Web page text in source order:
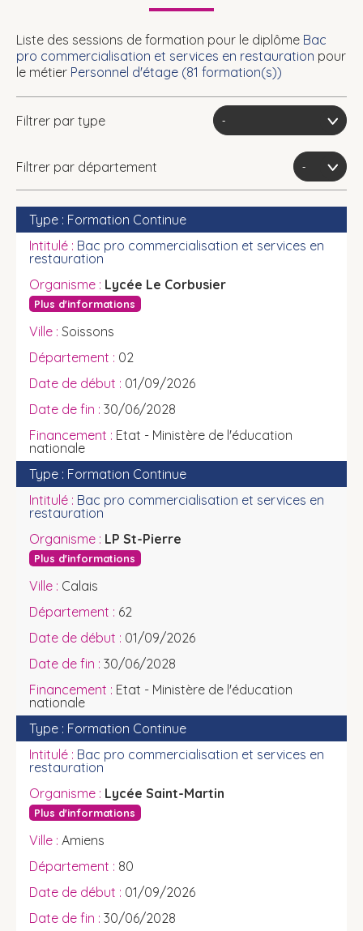
Liste des sessions de formation pour le diplôme Bac
pro commercialisation et services en restauration pour
le métier Personnel d'étage (81 formation(s))
Filtrer par type
Filtrer par département
Formation Continue
Bac pro commercialisation et services en
restauration
Lycée Le Corbusier
Plus d'informations
Soissons
02
01/09/2026
30/06/2028
Etat - Ministère de l'éducation
nationale
Formation Continue
Bac pro commercialisation et services en
restauration
LP St-Pierre
Plus d'informations
Calais
62
01/09/2026
30/06/2028
Etat - Ministère de l'éducation
nationale
Formation Continue
Bac pro commercialisation et services en
restauration
Lycée Saint-Martin
Plus d'informations
Amiens
80
01/09/2026
30/06/2028